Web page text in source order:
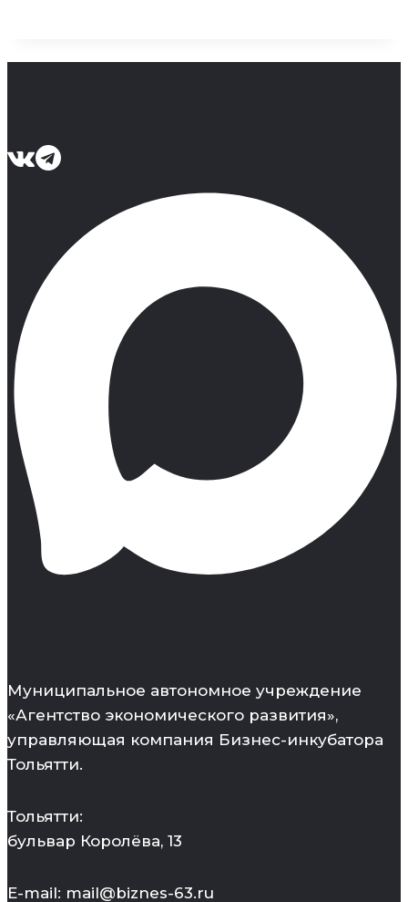
Муниципальное автономное учреждение
«Агентство экономического развития»,
управляющая компания Бизнес-инкубатора
Тольятти.
Тольятти:
бульвар Королёва, 13
E-mail: mail@biznes-63.ru